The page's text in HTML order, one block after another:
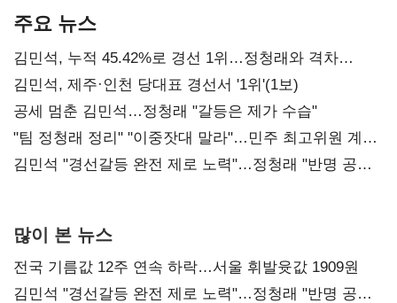
주요 뉴스
김민석, 누적 45.42%로 경선 1위…정청래와 격차
0.86%p(2보)
김민석, 제주·인천 당대표 경선서 '1위'(1보)
공세 멈춘 김민석…정청래 "갈등은 제가 수습"
"팀 정청래 정리" "이중잣대 말라"…민주 최고위원 계파
다툼 격화
김민석 "경선갈등 완전 제로 노력"…정청래 "반명 공세
많이 본 뉴스
전국 기름값 12주 연속 하락…서울 휘발윳값 1909원
김민석 "경선갈등 완전 제로 노력"…정청래 "반명 공세